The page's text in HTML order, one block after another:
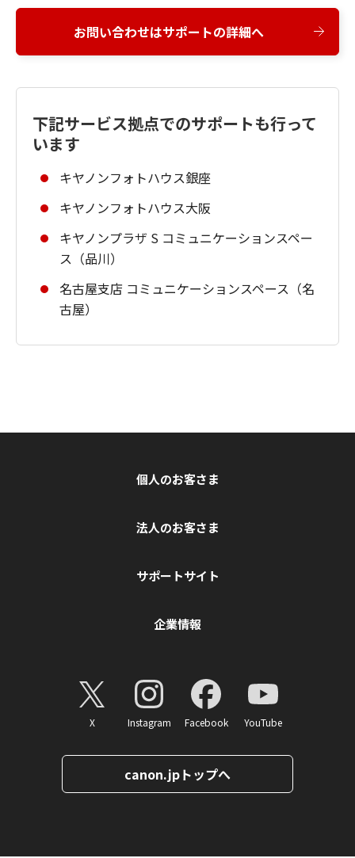
お問い合わせはサポートの詳細へ
下記サービス拠点でのサポートも行って
います
キヤノンフォトハウス銀座
キヤノンフォトハウス大阪
キヤノンプラザ S コミュニケーションスペー
ス（品川）
名古屋支店 コミュニケーションスペース（名
古屋）
個人のお客さま
法人のお客さま
サポートサイト
企業情報
X Instagram Facebook YouTube
canon.jpトップへ